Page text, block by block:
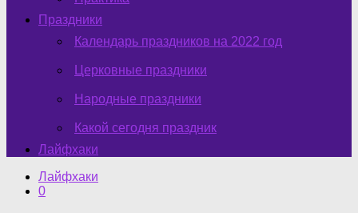
Праздники
Календарь праздников на 2022 год
Церковные праздники
Народные праздники
Какой сегодня праздник
Лайфхаки
Лайфхаки
0